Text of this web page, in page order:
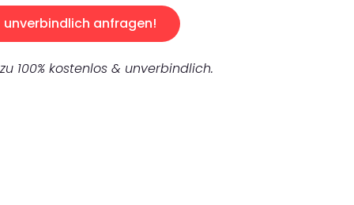
unverbindlich anfragen!
100% kostenlos & unverbindlich.